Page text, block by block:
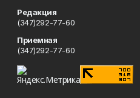
Редакция
(347)292-77-60
Приемная
(347)292-77-60